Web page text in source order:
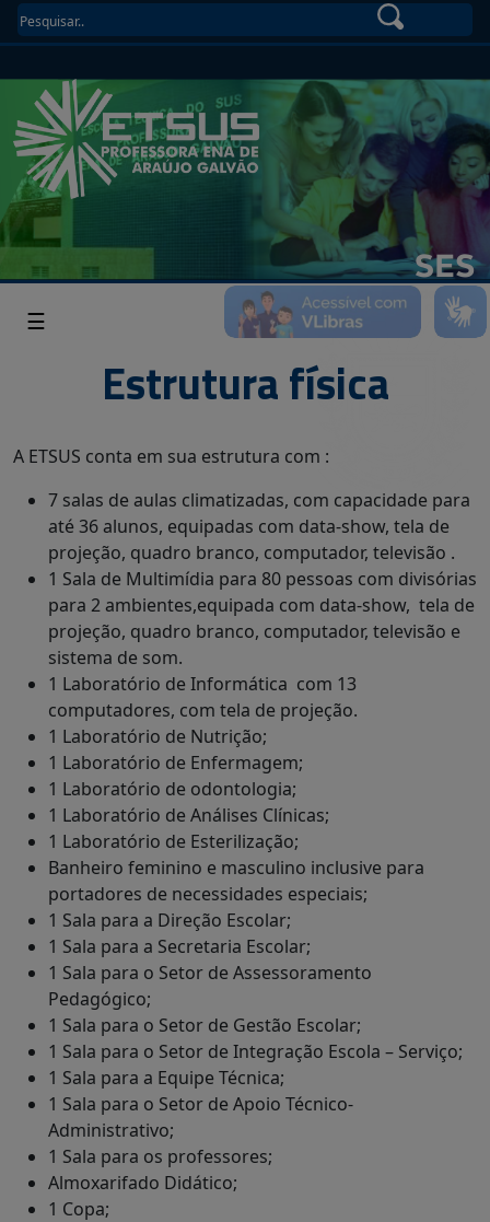
☰
Estrutura física
A ETSUS conta em sua estrutura com :
7 salas de aulas climatizadas, com capacidade para
até 36 alunos, equipadas com data-show, tela de
projeção, quadro branco, computador, televisão .
1 Sala de Multimídia para 80 pessoas com divisórias
para 2 ambientes,equipada com data-show, tela de
projeção, quadro branco, computador, televisão e
sistema de som.
1 Laboratório de Informática com 13
computadores, com tela de projeção.
1 Laboratório de Nutrição;
1 Laboratório de Enfermagem;
1 Laboratório de odontologia;
1 Laboratório de Análises Clínicas;
1 Laboratório de Esterilização;
Banheiro feminino e masculino inclusive para
portadores de necessidades especiais;
1 Sala para a Direção Escolar;
1 Sala para a Secretaria Escolar;
1 Sala para o Setor de Assessoramento
Pedagógico;
1 Sala para o Setor de Gestão Escolar;
1 Sala para o Setor de Integração Escola – Serviço;
1 Sala para a Equipe Técnica;
1 Sala para o Setor de Apoio Técnico-
Administrativo;
1 Sala para os professores;
Almoxarifado Didático;
1 Copa;